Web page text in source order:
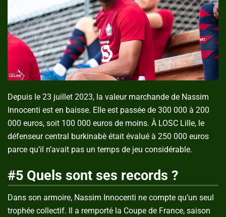
Depuis le 23 juillet 2023, la valeur marchande de Nassim
Innocenti est en baisse. Elle est passée de 300 000 à 200
000 euros, soit 100 000 euros de moins. À LOSC Lille, le
défenseur central burkinabè était évalué à 250 000 euros
parce qu’il n’avait pas un temps de jeu considérable.
#5 Quels sont ses records ?
Dans son armoire, Nassim Innocenti ne compte qu’un seul
trophée collectif. Il a remporté la Coupe de France, saison